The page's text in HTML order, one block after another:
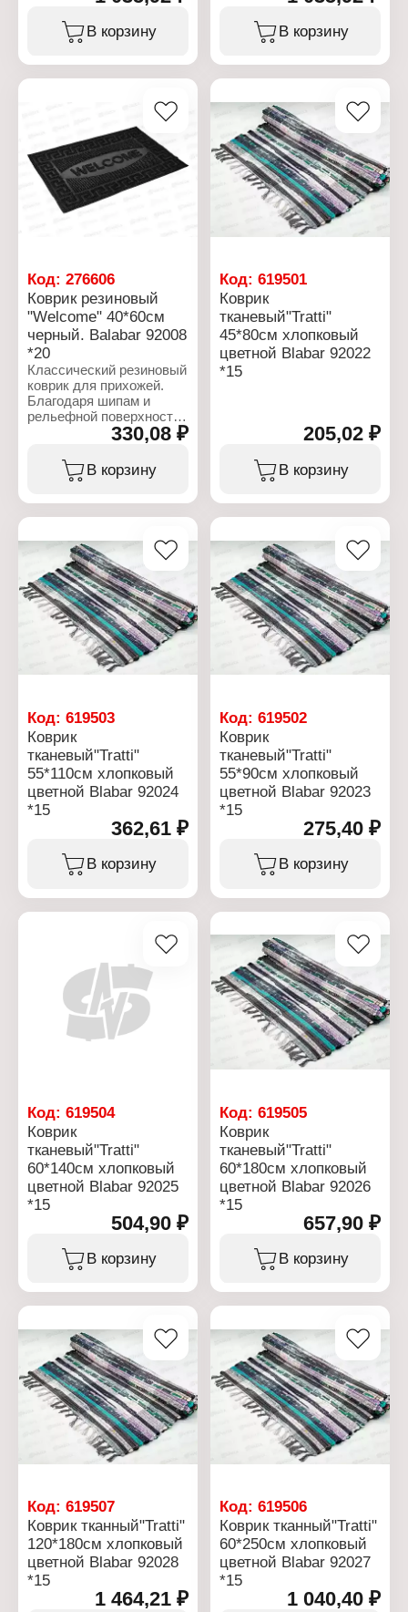
Тип товара: Коврик
Назначение: для
Размер: 80х130х1 см
Материал: ЭВА
Температурный режим:
от -30 до +60 C
В корзину
Тип товара: Коврик
Назначение: для
Цвет: черный
Размер: 80х130х1 см
Материал: ЭВА
Температурный режим:
от -30 до +60 C
В корзину
Код: 276606
Коврик резиновый
"Welcome" 40*60см
черный. Balabar 92008
*20
Классический резиновый
коврик для прихожей.
Благодаря шипам и
рельефной поверхности
отлично очищает обувь
от грязи и песка при
входе в помещение.
Легко моется водой. Не
Торговая марка: Blabar
Артикул: 92008
Тип товара: Коврик
Назначение: для
прихожей
Дизайн: "Welcome"
Цвет: черный
Размер: 40х60 см
Материал: резина
330,08 ₽
В корзину
Код:619501
Коврик
тканевый"Tratti"
45*80см хлопковый
цветной Blabar 92022
*15
205,02 ₽
В корзину
Код: 619503
Коврик
тканевый"Tratti"
55*110см хлопковый
цветной Blabar 92024
*15
362,61 ₽
В корзину
Код:619502
Коврик
тканевый"Tratti"
55*90см хлопковый
цветной Blabar 92023
*15
275,40 ₽
В корзину
Код: 619504
Коврик
тканевый"Tratti"
60*140см хлопковый
цветной Blabar 92025
*15
504,90 ₽
В корзину
Код:619505
Коврик
тканевый"Tratti"
60*180см хлопковый
цветной Blabar 92026
*15
657,90 ₽
В корзину
Код: 619507
Коврик тканный"Tratti"
120*180см хлопковый
цветной Blabar 92028
*15
1 464,21 ₽
Код:619506
Коврик тканный"Tratti"
60*250см хлопковый
цветной Blabar 92027
*15
1 040,40 ₽